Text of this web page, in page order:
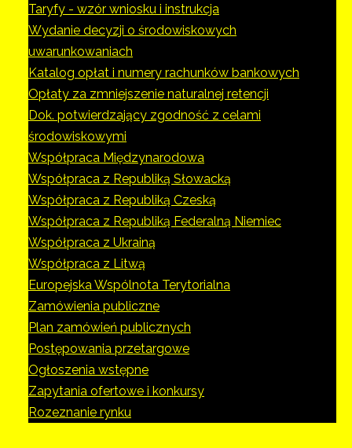
Taryfy - wzór wniosku i instrukcja
Wydanie decyzji o środowiskowych
uwarunkowaniach
Katalog opłat i numery rachunków bankowych
Opłaty za zmniejszenie naturalnej retencji
Dok. potwierdzający zgodność z celami
środowiskowymi
Współpraca Międzynarodowa
Współpraca z Republiką Słowacką
Współpraca z Republiką Czeską
Współpraca z Republiką Federalną Niemiec
Współpraca z Ukrainą
Współpraca z Litwą
Europejska Wspólnota Terytorialna
Zamówienia publiczne
Plan zamówień publicznych
Postępowania przetargowe
Ogłoszenia wstępne
Zapytania ofertowe i konkursy
Rozeznanie rynku